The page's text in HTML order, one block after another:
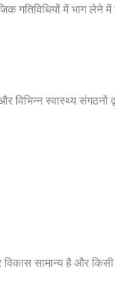
गतिविधियों में भाग लेने
स्वास्थ्य संगठनों
सामान्य है और किसी